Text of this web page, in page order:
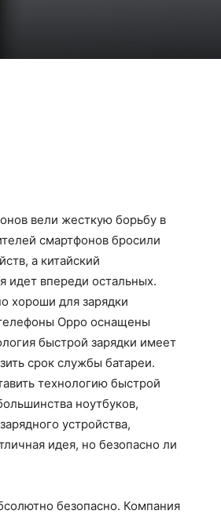
вели жесткую борьбу в
смартфонов бросили
а китайский
идет впереди остальных.
хороши для зарядки
Oppo оснащены
быстрой зарядки имеет
срок службы батареи.
технологию быстрой
ноутбуков,
устройства,
идея, но безопасно ли
безопасно. Компания